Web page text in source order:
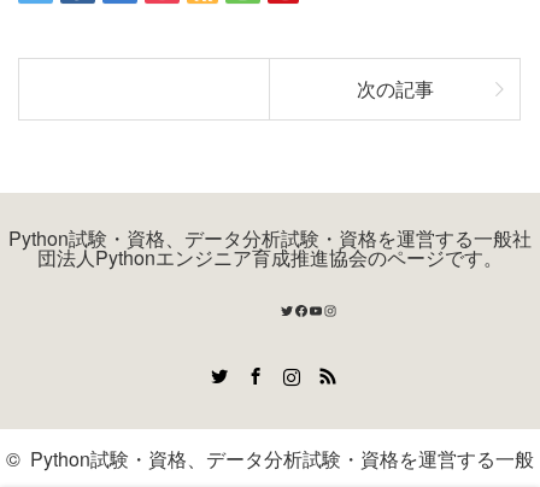
次の記事
Python試験・資格、データ分析試験・資格を運営する一般社
団法人Pythonエンジニア育成推進協会のページです。
Twitter
Facebook
YouTube
Instagram
RSS
© Python試験・資格、データ分析試験・資格を運営する一般